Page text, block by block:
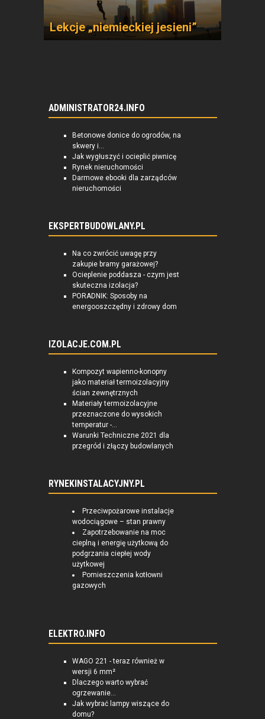
Lekcje „niemieckiej jesieni”
ADMINISTRATOR24.INFO
Betonowe donice do ogrodów, na
skwery i...
Jak wygłuszyć i ocieplić piwnicę
Rynek nieruchomości
Darmowe ebooki dla zarządców
nieruchomości
EKSPERTBUDOWLANY.PL
Na co zwrócić uwagę przy
zakupie bramy garażowej?
Ocieplenie poddasza - czym jest
skuteczna izolacja?
PORADNIK: Sposoby na
energooszczędny i zdrowy dom
IZOLACJE.COM.PL
Kompozyt wapienno-konopny
jako materiał termoizolacyjny
ścian zewnętrznych
Materiały termoizolacyjne
przeznaczone do wysokich
temperatur -...
Warunki Techniczne 2021 dla
przegród i złączy budowlanych
RYNEKINSTALACYJNY.PL
Przeciwpożarowe instalacje
wodociągowe – stan prawny
Zapotrzebowanie na moc
cieplną i energię użytkową do
podgrzania ciepłej wody
użytkowej
Pomieszczenia kotłowni
gazowych
ELEKTRO.INFO
WAGO 221 - teraz również w
wersji 6 mm²
Dlaczego warto wybrać
ogrzewanie...
Jak wybrać lampy wiszące do
domu?